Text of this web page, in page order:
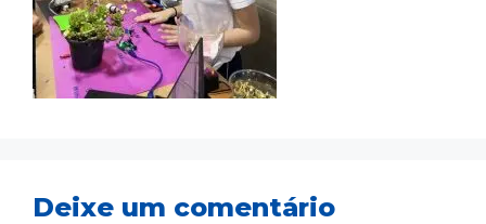
Deixe um comentário